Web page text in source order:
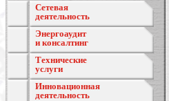
Сетевая
деятельность
Энергоаудит
и консалтинг
Технические
услуги
Инновационная
деятельность